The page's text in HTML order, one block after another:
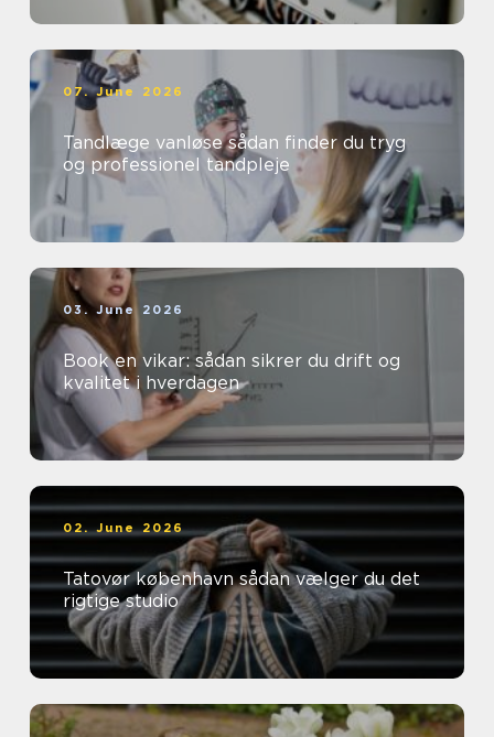
07. June 2026
Tandlæge vanløse sådan finder du tryg
og professionel tandpleje
03. June 2026
Book en vikar: sådan sikrer du drift og
kvalitet i hverdagen
02. June 2026
Tatovør københavn sådan vælger du det
rigtige studio